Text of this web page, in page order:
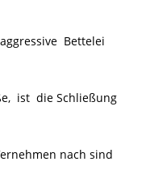
Bettelei
ist die Schließung
nach sind